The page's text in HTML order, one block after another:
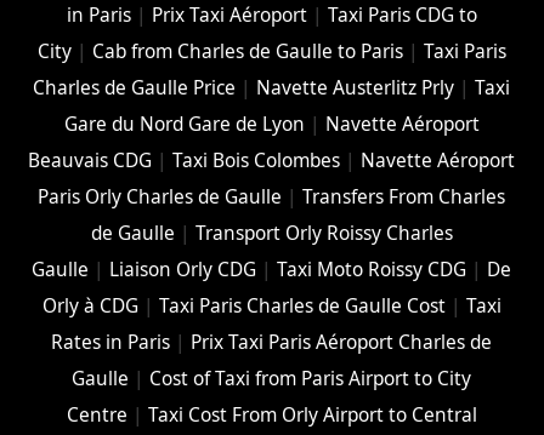
in Paris| Prix Taxi Aéroport| Taxi Paris CDG to
City| Cab from Charles de Gaulle to Paris| Taxi Paris
Charles de Gaulle Price | Navette Austerlitz Prly |Taxi
Gare du Nord Gare de Lyon | Navette Aéroport
Beauvais CDG |Taxi Bois Colombes | Navette Aéroport
Paris Orly Charles de Gaulle |Transfers From Charles
de Gaulle | Transport Orly Roissy Charles
Gaulle | Liaison Orly CDG |Taxi Moto Roissy CDG | De
Orly à CDG | Taxi Paris Charles de Gaulle Cost| Taxi
Rates in Paris | Prix Taxi Paris Aéroport Charles de
Gaulle | Cost of Taxi from Paris Airport to City
Centre | Taxi Cost From Orly Airport to Central